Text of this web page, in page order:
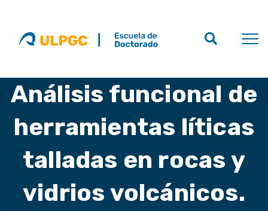
Análisis funcional de
herramientas líticas
talladas en rocas y
vidrios volcánicos.